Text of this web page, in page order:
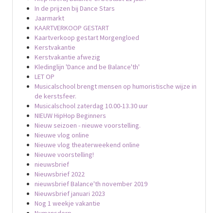
In de prijzen bij Dance Stars
Jaarmarkt
KAARTVERKOOP GESTART
Kaartverkoop gestart Morgengloed
Kerstvakantie
Kerstvakantie afwezig
Kledinglijn 'Dance and be Balance'th'
LET OP
Musicalschool brengt mensen op humoristische wijze in
de kerstsfeer.
Musicalschool zaterdag 10.00-13.30 uur
NIEUW HipHop Beginners
Nieuw seizoen - nieuwe voorstelling.
Nieuwe vlog online
Nieuwe vlog theaterweekend online
Nieuwe voorstelling!
nieuwsbrief
Nieuwsbrief 2022
nieuwsbrief Balance'th november 2019
Nieuwsbrief januari 2023
Nog 1 weekje vakantie